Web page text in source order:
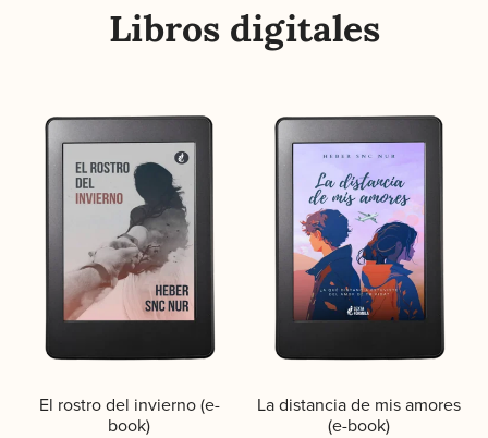
Libros digitales
El rostro del invierno (e-
book)
La distancia de mis amores
(e-book)